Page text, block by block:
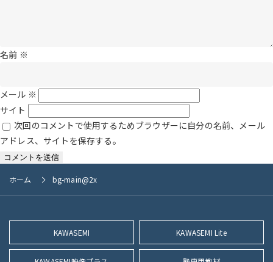
名前 ※
メール ※
サイト
次回のコメントで使用するためブラウザーに自分の名前、メール
アドレス、サイトを保存する。
ホーム bg-main@2x
KAWASEMI KAWASEMI Lite